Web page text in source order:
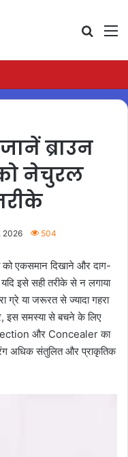
ब्राउन
नेचुरल
2026 504
एकसमान दिखाने और दाग-
इसे सही तरीके से न लगाया
ग्रे या जरूरत से ज्यादा गहरा
इस समस्या से बचने के लिए
और Concealer का
अधिक संतुलित और प्राकृतिक